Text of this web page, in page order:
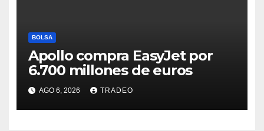
BOLSA
Apollo compra EasyJet por
6.700 millones de euros
AGO 6, 2026 TRADEO